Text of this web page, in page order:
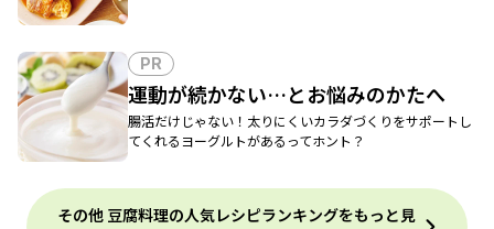
PR
運動が続かない…とお悩みのかたへ
腸活だけじゃない！太りにくいカラダづくりをサポートし
てくれるヨーグルトがあるってホント？
その他 豆腐料理の人気レシピランキングをもっと見